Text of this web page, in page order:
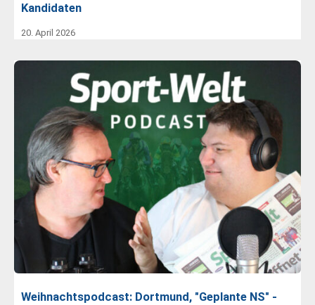
Kandidaten
20. April 2026
Weihnachtspodcast: Dortmund, "Geplante NS" -